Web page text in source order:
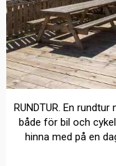
RUNDTUR. En
både för bil och
hinna med på en